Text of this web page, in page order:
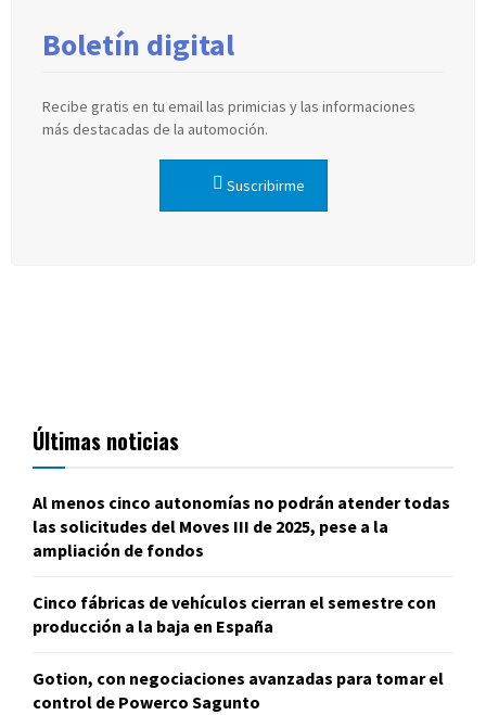
Boletín digital
Recibe gratis en tu email las primicias y las informaciones
más destacadas de la automoción.
Suscribirme
Últimas noticias
Al menos cinco autonomías no podrán atender todas
las solicitudes del Moves III de 2025, pese a la
ampliación de fondos
Cinco fábricas de vehículos cierran el semestre con
producción a la baja en España
Gotion, con negociaciones avanzadas para tomar el
control de Powerco Sagunto